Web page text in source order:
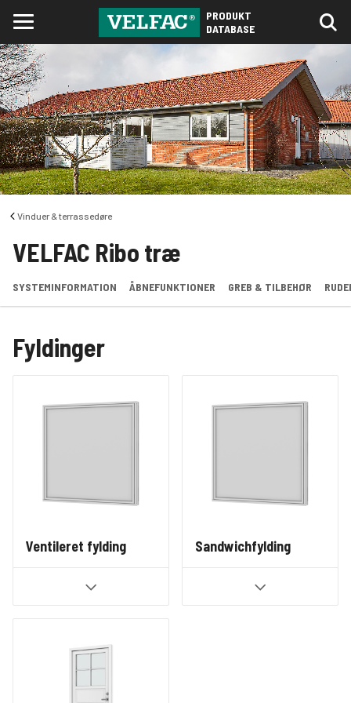
PRODUKT
DATABASE
Vinduer & terrassedøre
VELFAC Ribo træ
SYSTEMINFORMATION ÅBNEFUNKTIONER GREB & TILBEHØR
Fyldinger
Ventileret fylding Sandwichfylding